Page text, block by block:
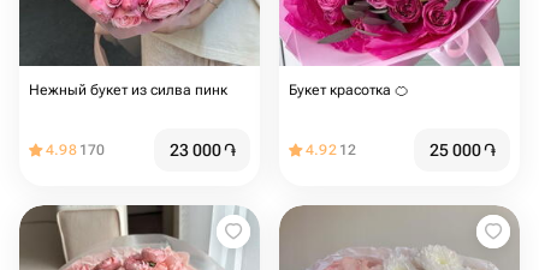
Нежный букет из силва пинк
4.98 170 23 000֏
Букет красотка 🍊
4.92 12 25 000֏